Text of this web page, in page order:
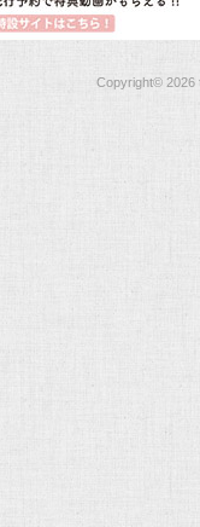
Copyright© 2026